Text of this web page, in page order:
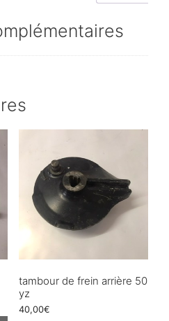
tambour de frein arrière 50
yz
40,00€